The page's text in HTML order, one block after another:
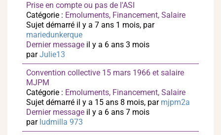
Prise en compte ou pas de l'ASI
Catégorie : Emoluments, Financement, Salaire
Sujet démarré il y a 7 ans 1 mois, par
mariedunkerque
Dernier message il y a 6 ans 3 mois
parJulie13
Convention collective 15 mars 1966 et salaire
MJPM
Catégorie : Emoluments, Financement, Salaire
Sujet démarré il y a 15 ans 8 mois, par mjpm2a
Dernier message il y a 6 ans 7 mois
par ludmilla 973